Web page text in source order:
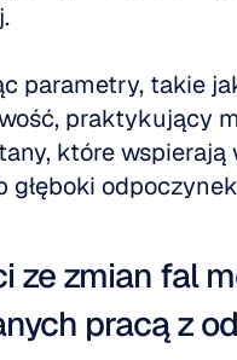
parametry, takie
praktykujący
które wspierają
głęboki
ze zmian fal
pracą z